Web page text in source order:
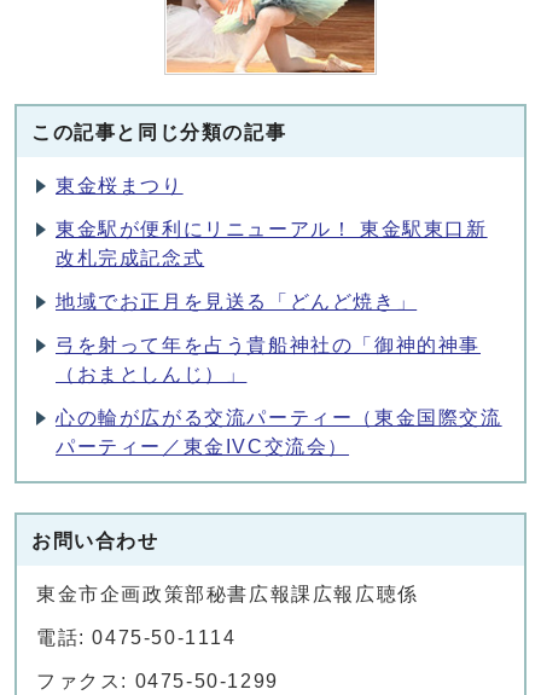
この記事と同じ分類の記事
東金桜まつり
東金駅が便利にリニューアル！ 東金駅東口新
改札完成記念式
地域でお正月を見送る「どんど焼き」
弓を射って年を占う貴船神社の「御神的神事
（おまとしんじ）」
心の輪が広がる交流パーティー（東金国際交流
パーティー／東金IVC交流会）
お問い合わせ
東金市企画政策部秘書広報課広報広聴係
電話: 0475-50-1114
ファクス: 0475-50-1299